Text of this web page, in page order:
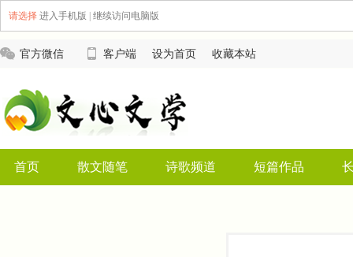
请选择 进入手机版 继续访问电脑版
官方微信 客户端 设为首页 收藏本站
首页 散文随笔 诗歌频道 短篇作品